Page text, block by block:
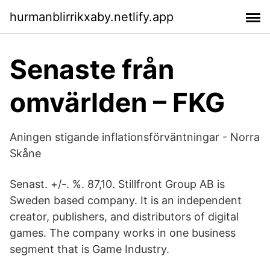
hurmanblirrikxaby.netlify.app
Senaste från
omvärlden – FKG
Aningen stigande inflationsförväntningar - Norra
Skåne
Senast. +/-. %. 87,10. Stillfront Group AB is
Sweden based company. It is an independent
creator, publishers, and distributors of digital
games. The company works in one business
segment that is Game Industry.